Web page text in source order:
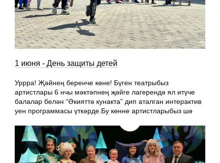
1 июня - День защиты детей
Уррра! Җәйнең беренче көне! Бүген театрыбыз
артистлары 6 нчы мәктәпнең җәйге лагерендә ял итүче
балалар белән “Әкияттә кунакта” дип аталган интерактив
уен программасы үткәрде.Бу көнне артистларыбыз шә